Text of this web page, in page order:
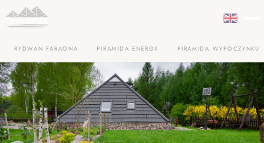
RYDWAN FARAONA PIRAMIDA ENERGII PIRAMIDA WYPOCZYNKU